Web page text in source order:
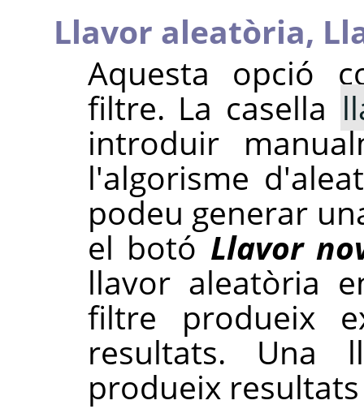
Llavor aleatòria,
Aquesta opció
filtre. La casella
introduir
l'algorisme
podeu generar
el botóLlavor
llavor aleatòria
filtre produeix
resultats. Una
produeix